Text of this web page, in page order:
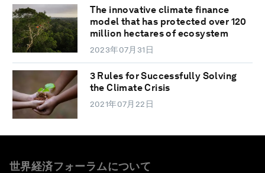
The innovative climate finance
model that has protected over 120
million hectares of ecosystem
2023年07月31日
3 Rules for Successfully Solving
the Climate Crisis
2021年07月22日
世界経済フォーラムについて